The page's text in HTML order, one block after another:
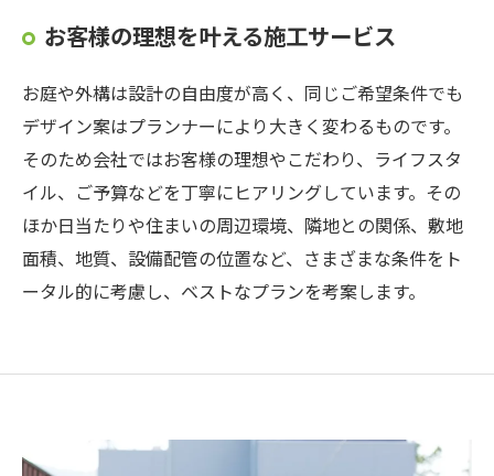
お客様の理想を叶える施工サービス
お庭や外構は設計の自由度が高く、同じご希望条件でも
デザイン案はプランナーにより大きく変わるものです。
そのため会社ではお客様の理想やこだわり、ライフスタ
イル、ご予算などを丁寧にヒアリングしています。その
ほか日当たりや住まいの周辺環境、隣地との関係、敷地
面積、地質、設備配管の位置など、さまざまな条件をト
ータル的に考慮し、ベストなプランを考案します。